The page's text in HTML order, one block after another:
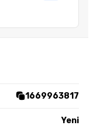
1669963817
Yeni